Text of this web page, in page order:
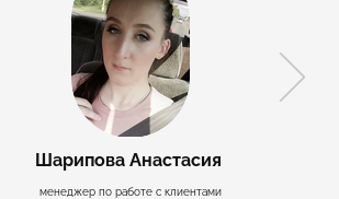
​Шарипова Анастасия
менеджер по работе с клиентами